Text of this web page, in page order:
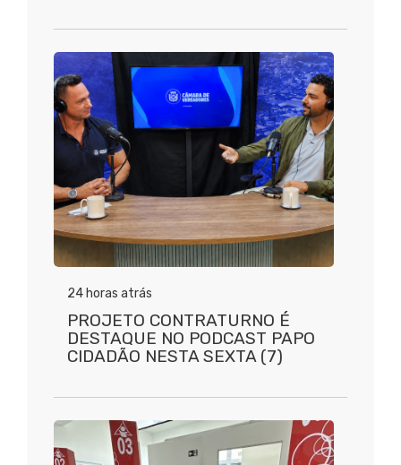
24 horas atrás
PROJETO CONTRATURNO É
DESTAQUE NO PODCAST PAPO
CIDADÃO NESTA SEXTA (7)